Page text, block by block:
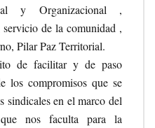
y Organizacional ,
de la comunidad ,
Pilar Paz Territorial.
de facilitar y de paso
los compromisos que se
sindicales en el marco del
nos faculta para la